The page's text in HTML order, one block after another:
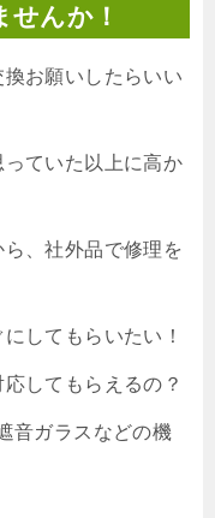
んか！
お願いしたらいい
ていた以上に高か
、社外品で修理を
してもらいたい！
してもらえるの？
音ガラスなどの機